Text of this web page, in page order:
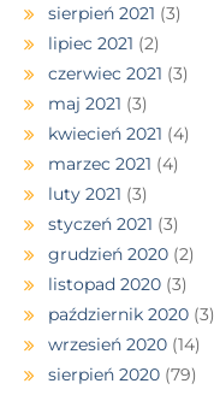
sierpień 2021 (3)
lipiec 2021 (2)
czerwiec 2021 (3)
maj 2021 (3)
kwiecień 2021 (4)
marzec 2021 (4)
luty 2021 (3)
styczeń 2021 (3)
grudzień 2020 (2)
listopad 2020 (3)
październik 2020 (3)
wrzesień 2020 (14)
sierpień 2020 (79)